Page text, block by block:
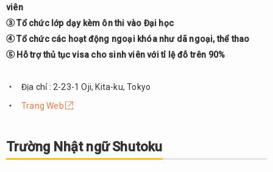
công
nghệ
Chuo
Trường
ngữ
6.
Tổng
viên
③ Tổ chức lớp dạy kèm ôn thi vào Đại học
④ Tổ chức các hoạt động ngoại khóa như dã ngoại, thể thao
⑤ Hỗ trợ thủ tục visa cho sinh viên với tỉ lệ đỗ trên 90%
Địa chỉ : 2-23-1 Oji, Kita-ku, Tokyo
Trang Web
Trường Nhật ngữ Shutoku